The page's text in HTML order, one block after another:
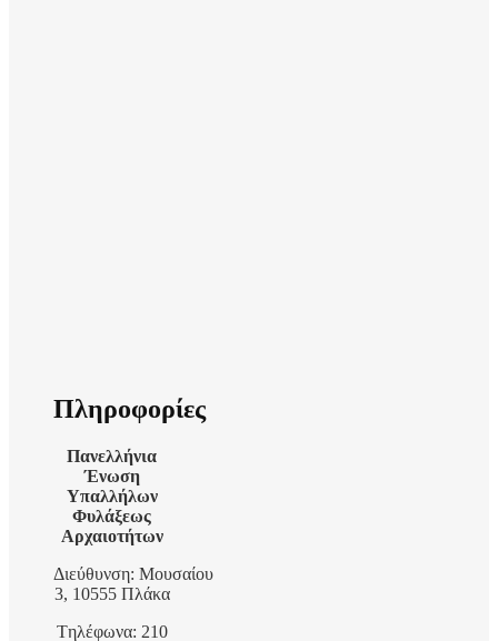
Πληροφορίες
Πανελλήνια
Ένωση
Υπαλλήλων
Φυλάξεως
Αρχαιοτήτων
Διεύθυνση: Μουσαίου
3, 10555 Πλάκα
Tηλέφωνα: 210